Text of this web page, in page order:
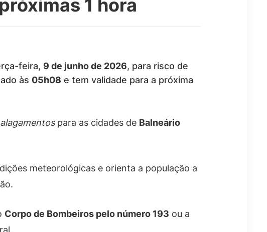
1 hora
feira, 9 de junho de 2026, para risco de
às 05h08 e tem validade para a próxima
para as cidades de Balneário
meteorológicas e orienta a população a
Corpo de Bombeiros pelo número 193 ou a